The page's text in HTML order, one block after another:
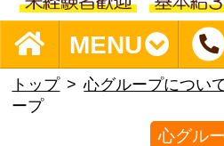
MENU
トップ 心グループについ
ープ
心グル